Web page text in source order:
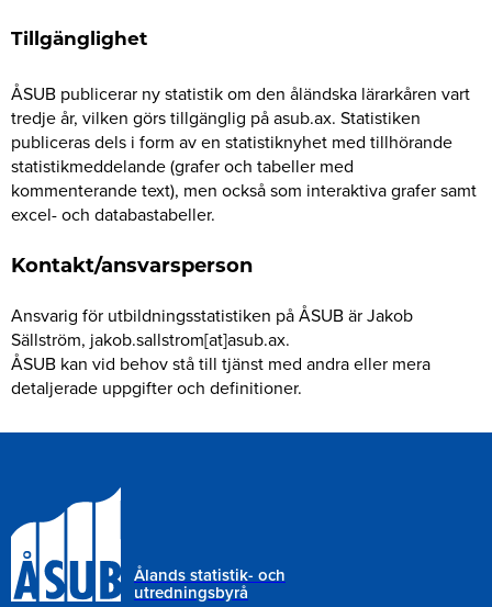
Tillgänglighet
ÅSUB publicerar ny statistik om den åländska lärarkåren vart
tredje år, vilken görs tillgänglig på asub.ax. Statistiken
publiceras dels i form av en statistiknyhet med tillhörande
statistikmeddelande (grafer och tabeller med
kommenterande text), men också som interaktiva grafer samt
excel- och databastabeller.
Kontakt/ansvarsperson
Ansvarig för utbildningsstatistiken på ÅSUB är Jakob
Sällström, jakob.sallstrom[at]asub.ax.
ÅSUB kan vid behov stå till tjänst med andra eller mera
detaljerade uppgifter och definitioner.
Ålands statistik- och
utredningsbyrå